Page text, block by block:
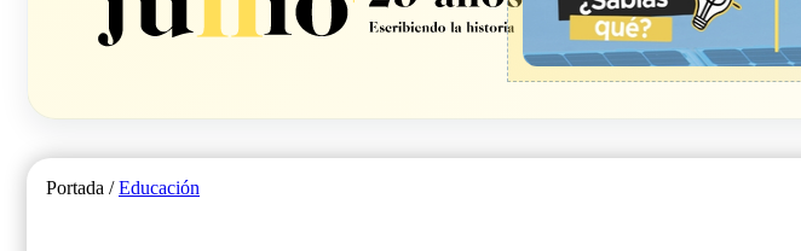
Portada /Educación